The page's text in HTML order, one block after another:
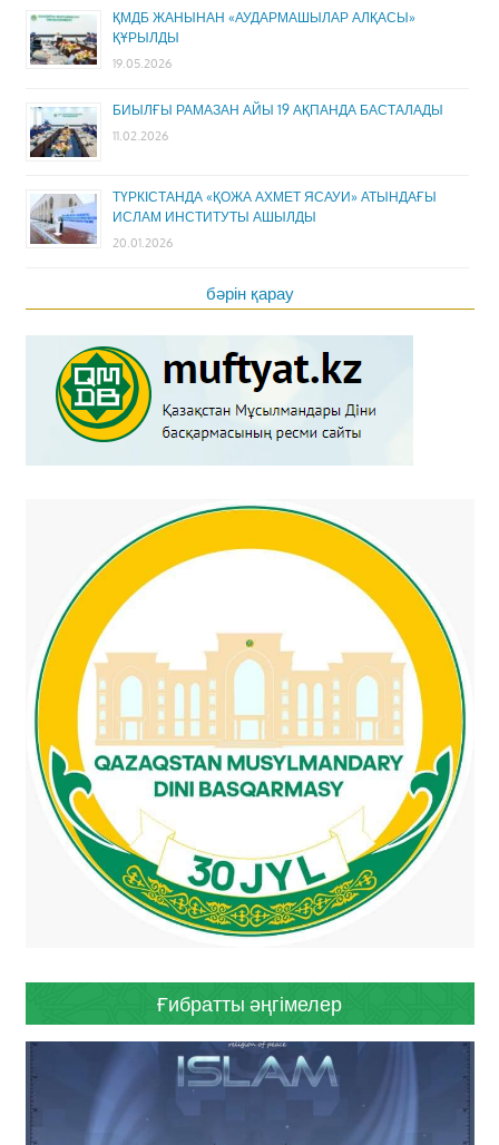
ҚМДБ ЖАНЫНАН «АУДАРМАШЫЛАР АЛҚАСЫ»
ҚҰРЫЛДЫ
19.05.2026
БИЫЛҒЫ РАМАЗАН АЙЫ 19 АҚПАНДА БАСТАЛАДЫ
11.02.2026
ТҮРКІСТАНДА «ҚОЖА АХМЕТ ЯСАУИ» АТЫНДАҒЫ
ИСЛАМ ИНСТИТУТЫ АШЫЛДЫ
20.01.2026
бәрін қарау
Ғибратты әңгімелер